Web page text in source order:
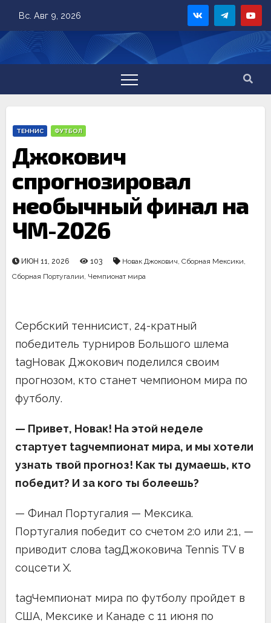
content
Вс. Авг 9, 2026
ТЕННИС ФУТБОЛ
Джокович
спрогнозировал
необычный финал на
ЧМ-2026
ИЮН 11, 2026 103 Новак Джокович, Сборная Мексики,
Сборная Португалии, Чемпионат мира
Сербский теннисист, 24-кратный
победитель турниров Большого шлема
tagНовак Джокович поделился своим
прогнозом, кто станет чемпионом мира по
футболу.
— Привет, Новак! На этой неделе
стартует tagчемпионат мира, и мы хотели
узнать твой прогноз! Как ты думаешь, кто
победит? И за кого ты болеешь?
— Финал Португалия — Мексика.
Португалия победит со счетом 2:0 или 2:1, —
приводит слова tagДжоковича Tennis TV в
соцсети X.
tagЧемпионат мира по футболу пройдет в
США, Мексике и Канаде с 11 июня по